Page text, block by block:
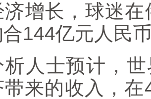
济增长，球迷
合144亿元人民
析人士预计，
带来的收入，